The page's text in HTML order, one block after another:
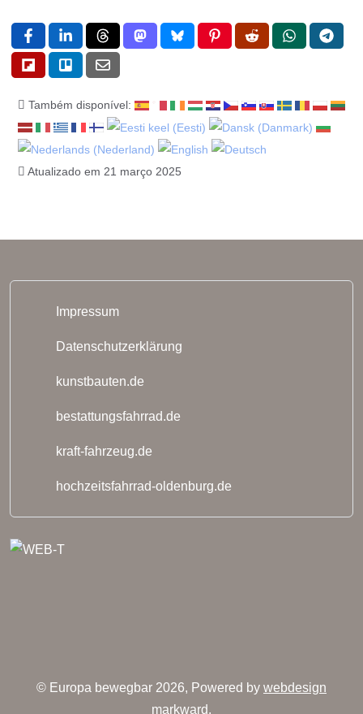
Também disponível:
Atualizado em 21 março 2025
Impressum
Datenschutzerklärung
kunstbauten.de
bestattungsfahrrad.de
kraft-fahrzeug.de
hochzeitsfahrrad-oldenburg.de
© Europa bewegbar 2026, Powered by webdesign
markward.